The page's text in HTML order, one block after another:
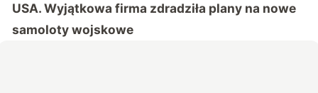
USA. Wyjątkowa firma zdradziła plany na nowe
samoloty wojskowe